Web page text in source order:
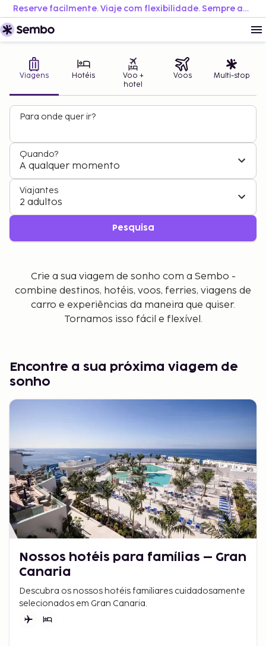
Reserve facilmente. Viaje com flexibilidade. Sempre ao melhor preço.
Viagens Hotéis
Voo +
hotel
Voos Multi-stop
Para onde quer ir?
Quando?
A qualquer momento
Viajantes
2 adultos
Pesquisa
Crie a sua viagem de sonho com a Sembo -
combine destinos, hotéis, voos, ferries, viagens de
carro e experiências da maneira que quiser.
Tornamos isso fácil e flexível.
Encontre a sua próxima viagem de
sonho
Nossos hotéis para famílias – Gran
Canaria
Descubra os nossos hotéis familiares cuidadosamente
selecionados em Gran Canaria.